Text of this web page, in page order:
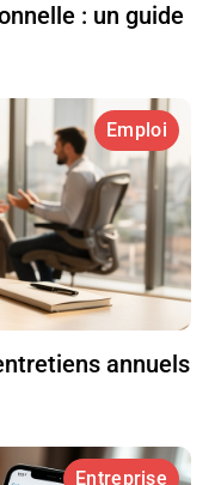
: un guide
Emploi
annuels
Entreprise